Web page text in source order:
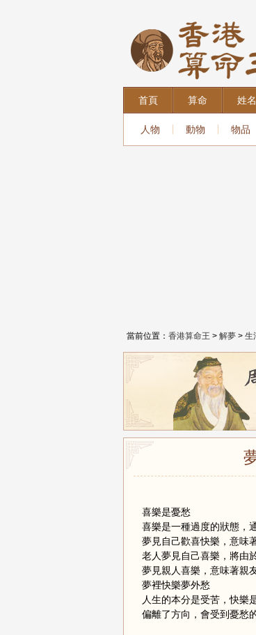
首頁 算命 姓名
人物 動物 物品
當前位置： 香港算命王 > 解夢 > 生
喜樂是憂愁
喜樂是一種過度的狀態，
夢見自己歡喜快樂，意味
老人夢見自己喜樂，將由
夢見親人喜樂，意味著親
夢裡快樂夢外愁
人生的本分是受苦，快樂
偏離了方向，會受到憂愁